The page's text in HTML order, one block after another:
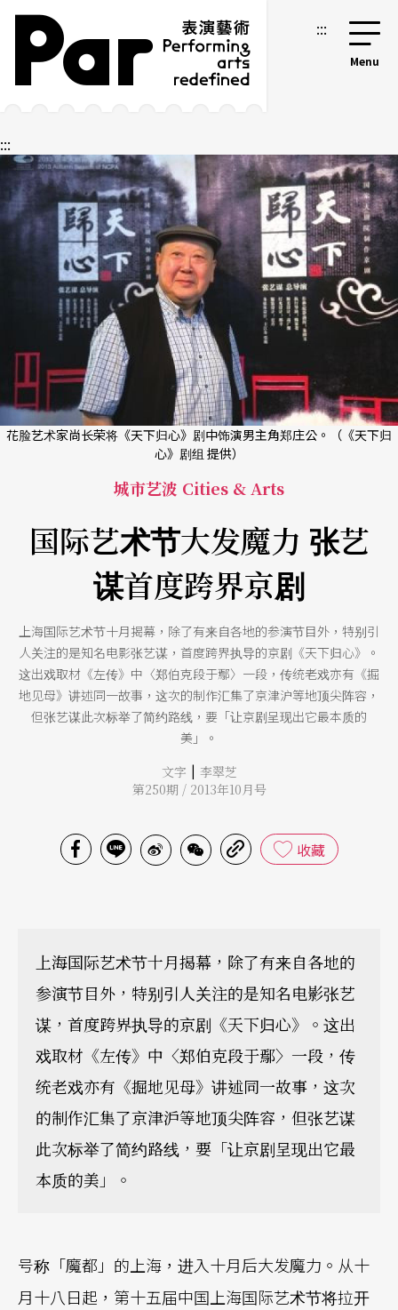
跳到主要内容区块
网站导览 :::
:::
花脸艺术家尚长荣将《天下归心》剧中饰演男主角郑庄公。（《天下归
心》剧组 提供）
城市艺波 Cities & Arts
国际艺术节大发魔力 张艺
谋首度跨界京剧
上海国际艺术节十月揭幕，除了有来自各地的参演节目外，特别引
人关注的是知名电影张艺谋，首度跨界执导的京剧《天下归心》。
这出戏取材《左传》中〈郑伯克段于鄢〉一段，传统老戏亦有《掘
地见母》讲述同一故事，这次的制作汇集了京津沪等地顶尖阵容，
但张艺谋此次标举了简约路线，要「让京剧呈现出它最本质的
美」。
文字 | 李翠芝
第250期 / 2013年10月号
收藏
上海国际艺术节十月揭幕，除了有来自各地的
参演节目外，特别引人关注的是知名电影张艺
谋，首度跨界执导的京剧《天下归心》。这出
戏取材《左传》中〈郑伯克段于鄢〉一段，传
统老戏亦有《掘地见母》讲述同一故事，这次
的制作汇集了京津沪等地顶尖阵容，但张艺谋
此次标举了简约路线，要「让京剧呈现出它最
本质的美」。
号称「魔都」的上海，进入十月后大发魔力。从十
月十八日起，第十五届中国上海国际艺术节将拉开